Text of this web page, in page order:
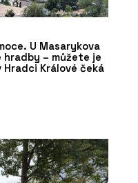
U Masarykova
– můžete je
Králové čeká